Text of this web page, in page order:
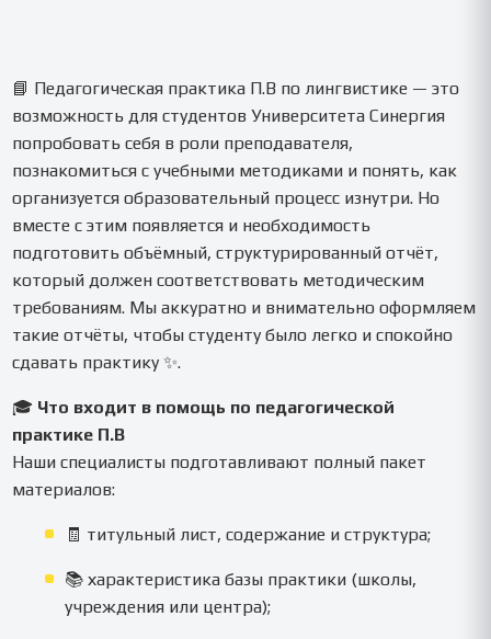
📘 Педагогическая практика П.В по лингвистике — это
возможность для студентов Университета Синергия
попробовать себя в роли преподавателя,
познакомиться с учебными методиками и понять, как
организуется образовательный процесс изнутри. Но
вместе с этим появляется и необходимость
подготовить объёмный, структурированный отчёт,
который должен соответствовать методическим
требованиям. Мы аккуратно и внимательно оформляем
такие отчёты, чтобы студенту было легко и спокойно
сдавать практику ✨.
🎓 Что входит в помощь по педагогической
практике П.В
Наши специалисты подготавливают полный пакет
материалов:
🧾 титульный лист, содержание и структура;
📚 характеристика базы практики (школы,
учреждения или центра);